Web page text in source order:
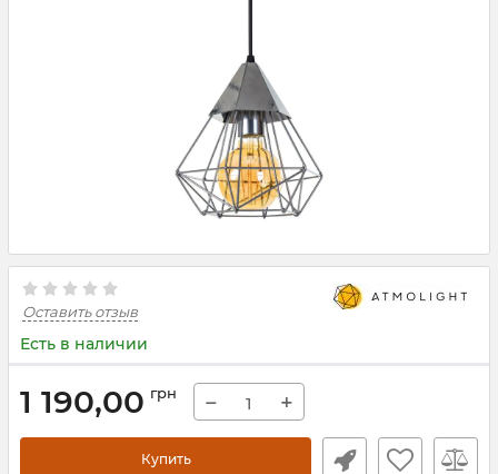
Оставить отзыв
Есть в наличии
1 190,00 грн − +
Купить